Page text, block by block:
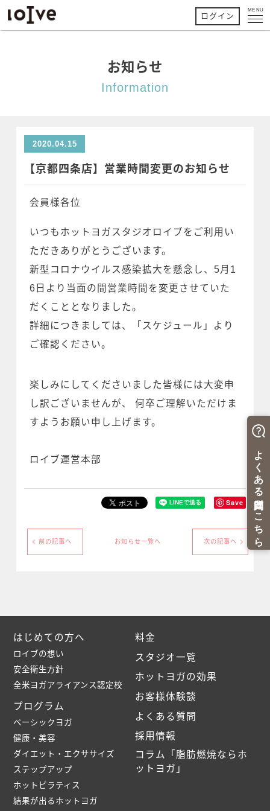
MENU
ログイン
お知らせ
Information
2020.04.15
【京都四条店】営業時間変更のお知らせ
会員様各位
いつもホットヨガスタジオロイブをご利用い
ただきありがとうございます。
新型コロナウイルス感染拡大を懸念し、5月1
6日より当面の間営業時間を変更させていた
だくこととなりました。
詳細につきましては、「スケジュール」より
ご確認ください。
楽しみにしてくださいました皆様には大変申
し訳ございませんが、 何卒ご理解いただけま
すようお願い申し上げます。
ロイブ運営本部
Save
前の記事へ お知らせ一覧へ 次の記事へ
はじめての方へ
ロイブの想い
安全衛生方針
全米ヨガアライアンス認定校
プログラム
ベーシックヨガ
健康・美容
ダイエット・エクササイズ
ステップアップ
ホットピラティス
結果が出るホットヨガ
料金
スタジオ一覧
ホットヨガの効果
お客様体験談
よくある質問
採用情報
コラム「脂肪燃焼ならホ
ットヨガ」